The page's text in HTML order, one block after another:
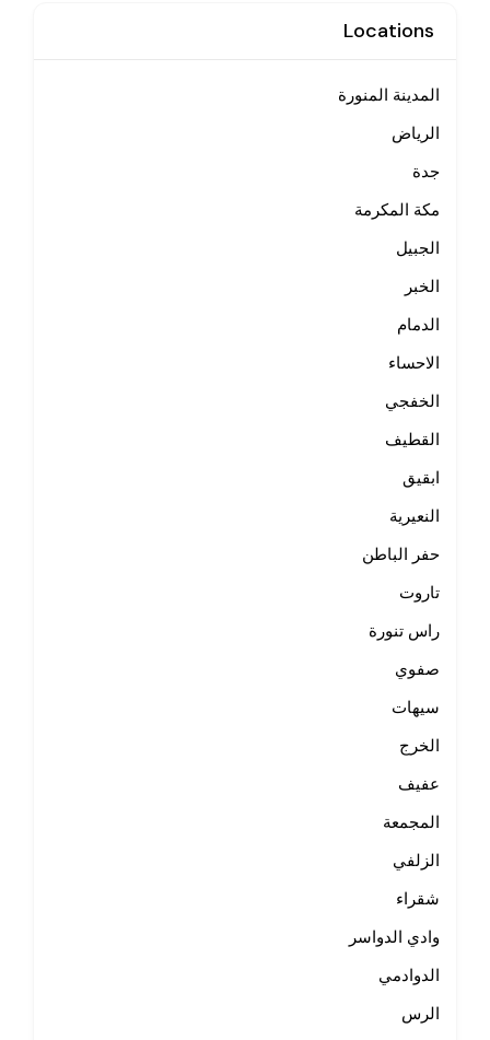
Locations
المدينة المنورة
الرياض
جدة
مكة المكرمة
الجبيل
الخبر
الدمام
الاحساء
الخفجي
القطيف
ابقيق
النعيرية
حفر الباطن
تاروت
راس تنورة
صفوي
سيهات
الخرج
عفيف
المجمعة
الزلفي
شقراء
وادي الدواسر
الدوادمي
الرس